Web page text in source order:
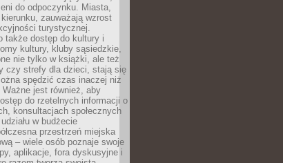
do odpoczynku. Miasta,
zauważają wzrost
turystycznej.
także dostęp do kultury i
kultury, kluby sąsiedzkie,
nie tylko w książki, ale też
czy strefy dla dzieci, stają się
spędzić czas inaczej niż
Ważne jest również, aby
do rzetelnych informacji o
konsultacjach społecznych
w budżecie
przestrzeń miejska
– wiele osób poznaje swoje
aplikacje, fora dyskusyjne i